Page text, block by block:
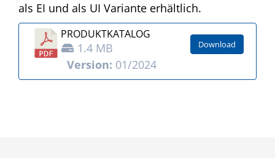
als EI und als UI Variante erhältlich.
PRODUKT­KATALOG
1.4 MB
Version: 01/2024
Download